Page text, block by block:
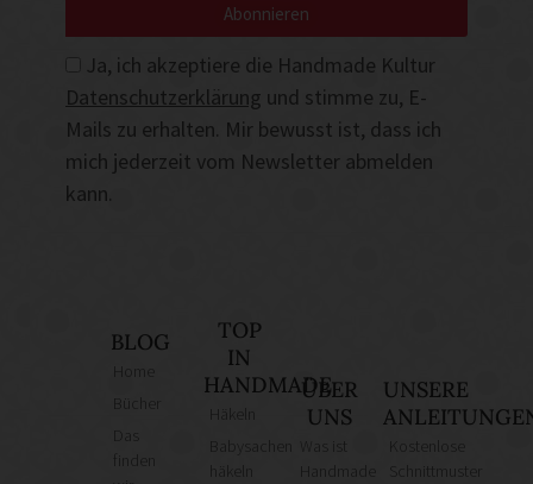
Ja, ich akzeptiere die Handmade Kultur
Datenschutzerklärung und stimme zu, E-
Mails zu erhalten. Mir bewusst ist, dass ich
mich jederzeit vom Newsletter abmelden
kann.
Abonnieren
BLOG
finden
TOP
IN
HANDMADEÜBER
UNS
Was ist
UNSERE
Kostenlose
Schnittmuster